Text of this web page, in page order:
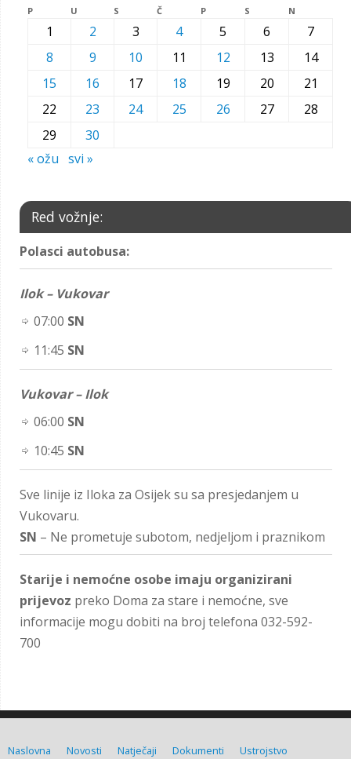
P U S Č P S N
1 2 3 4 5 6
7
8
9 10 11 12 13
14
15
16 17 18 19 20
21
22
23 24 25 26 27
28
29
30
« ožu svi »
Red vožnje:
Polasci autobusa:
Ilok – Vukovar
07:00 SN
11:45 SN
Vukovar – Ilok
06:00 SN
10:45 SN
Sve linije iz Iloka za Osijek su sa presjedanjem u
Vukovaru.
SN – Ne prometuje subotom, nedjeljom i praznikom
Starije i nemoćne osobe imaju organizirani
prijevoz preko Doma za stare i nemoćne, sve
informacije mogu dobiti na broj telefona 032-592-
700
Naslovna Novosti Natječaji Dokumenti Ustrojstvo